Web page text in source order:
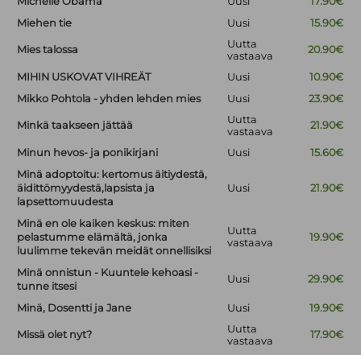
Miehen tie
Uusi 15.90€
Mies talossa
Uutta
vastaava
20.90€
MIHIN USKOVAT VIHREÄT Uusi
10.90€
Mikko Pohtola - yhden lehden mies
Uusi 23.90€
Minkä taakseen jättää
Uutta
vastaava
21.90€
Minun hevos- ja ponikirjani Uusi
15.60€
Minä adoptoitu: kertomus äitiydestä,
äidittömyydestä,lapsista ja
lapsettomuudesta
Uusi 21.90€
Minä en ole kaiken keskus: miten
pelastumme elämältä, jonka
luulimme tekevän meidät onnellisiksi
Uutta
vastaava
19.90€
Minä onnistun - Kuuntele kehoasi -
tunne itsesi
Uusi 29.90€
Minä, Dosentti ja Jane Uusi 19.90€
Missä olet nyt?
Uutta
vastaava
17.90€